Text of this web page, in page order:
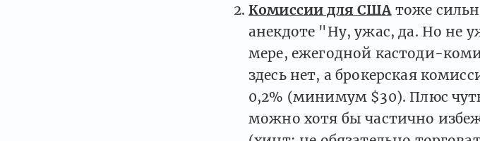
Комиссии для США тоже
анекдоте "Ну, ужас, да. Но не
мере, ежегодной кастоди-
здесь нет, а брокерская
0,2% (минимум $30). Плюс
можно хотя бы частично